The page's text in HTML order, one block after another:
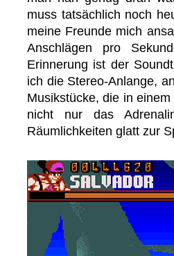
muss tatsächlich noch
meine Freunde mich
Anschlägen pro
Erinnerung ist der
ich die Stereo-Anlange,
Musikstücke, die in
nicht nur das
Räumlichkeiten glatt zur